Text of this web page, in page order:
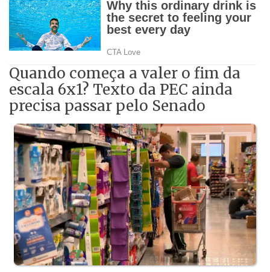
Quando começa a valer o fim da
escala 6x1? Texto da PEC ainda
precisa passar pelo Senado